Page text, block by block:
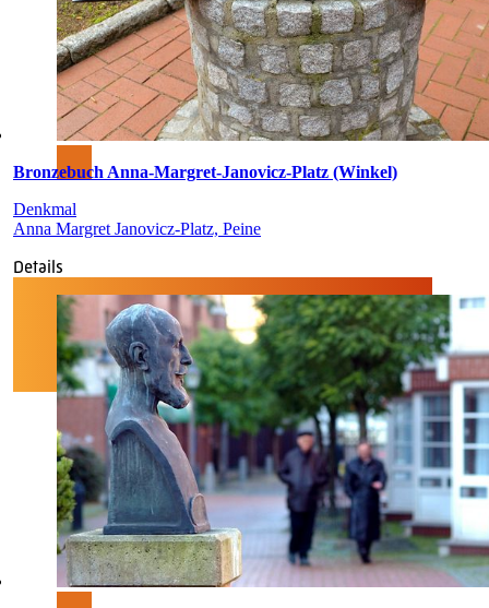
Bronzebuch Anna-Margret-Janovicz-Platz (Winkel)
Denkmal
Anna Margret Janovicz-Platz, Peine
Details